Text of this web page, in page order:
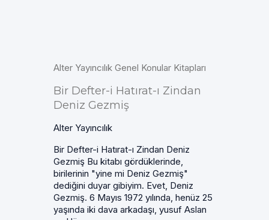
Alter Yayıncılık Genel Konular Kitapları
Bir Defter-i Hatırat-ı Zindan
Deniz Gezmiş
Alter Yayıncılık
Bir Defter-i Hatırat-ı Zindan Deniz
Gezmiş Bu kitabı gördüklerinde,
birilerinin "yine mi Deniz Gezmiş"
dediğini duyar gibiyim. Evet, Deniz
Gezmiş. 6 Mayıs 1972 yılında, henüz 25
yaşında iki dava arkadaşı, yusuf Aslan